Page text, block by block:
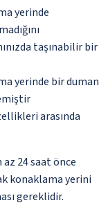
yerinde
taşınabilir bir
yerinde bir duman
arasında
24 saat önce
konaklama yerini
gereklidir.